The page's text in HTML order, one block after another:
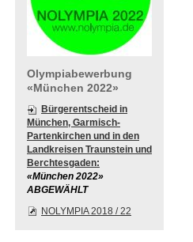
Olympiabewerbung
«München 2022»
Bürgerentscheid in
München, Garmisch-
Partenkirchen und in den
Landkreisen Traunstein und
Berchtesgaden:
«München 2022»
ABGEWÄHLT
NOLYMPIA 2018 / 22